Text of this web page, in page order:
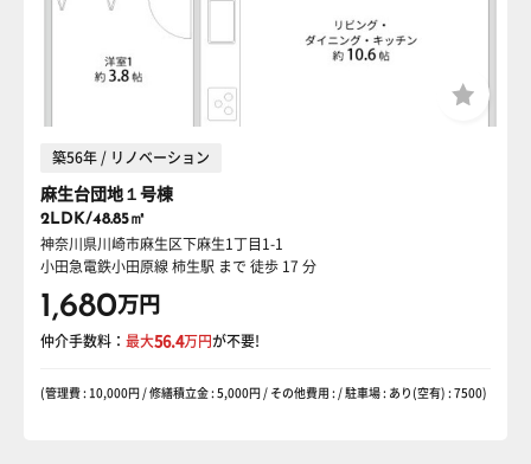
築56年 / リノベーション
麻生台団地１号棟
2LDK/48.85㎡
神奈川県川崎市麻生区下麻生1丁目1-1
小田急電鉄小田原線 柿生駅 まで 徒歩 17 分
1,680万円
仲介手数料： 最大56.4万円が不要!
(管理費 : 10,000円 / 修繕積立金 : 5,000円 / その他費用 : / 駐車場 : あり(空有) : 7500)